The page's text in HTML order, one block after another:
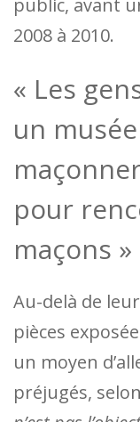
2008 à 2010.
« Les
un
pour
maçons »
Au-delà de
pièces
un moyen
préjugés,